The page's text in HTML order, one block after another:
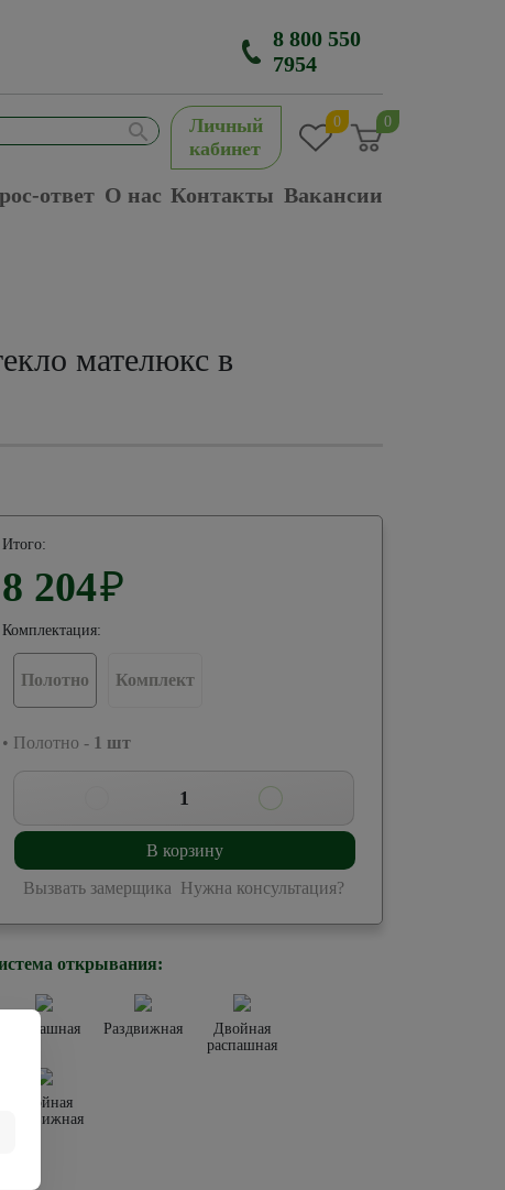
8 800 550
7954
Личный
кабинет
0 0
ответ О нас Контакты Вакансии
мателюкс в
Итого:
8 204₽
Комплектация:
Полотно Комплект
• Полотно - 1 шт
1
В корзину
Вызвать замерщика Нужна консультация?
открывания:
Распашная Раздвижная
Двойная
распашная
Двойная
раздвижная